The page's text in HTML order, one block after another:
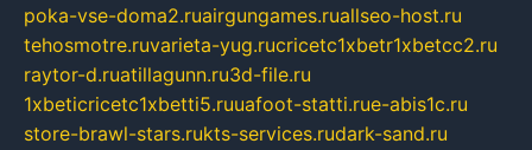
poka-vse-doma2.ruairgungames.ruallseo-host.ru
tehosmotre.ruvarieta-yug.rucricetc1xbetr1xbetcc2.ru
raytor-d.ruatillagunn.ru3d-file.ru
1xbeticricetc1xbetti5.ruuafoot-statti.rue-abis1c.ru
store-brawl-stars.rukts-services.rudark-sand.ru